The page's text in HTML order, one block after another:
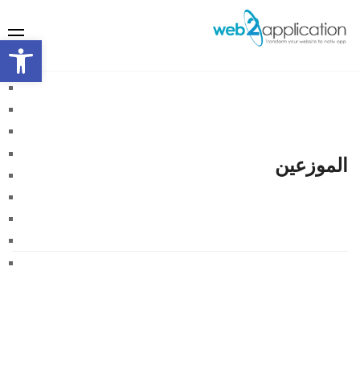
الموزعين